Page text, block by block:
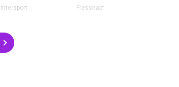
Intersport Fressnapf